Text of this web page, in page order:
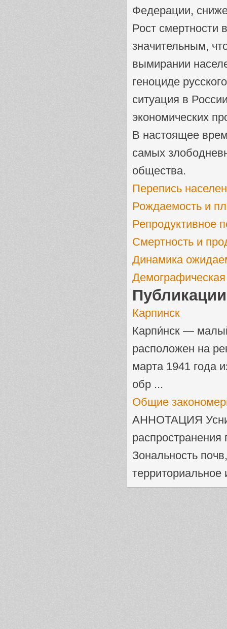
Федерации,
Рост смертности
значительным,
вымирании
геноциде
ситуация в
экономических
В настоящее
самых
общества.
Перепись
Рождаемость и
Репродуктивное
Смертность и
Динамика
Карпинск
Карпи́нск —
расположен на
марта 1941 года
обр ...
Общие
АННОТАЦИЯ
Зональность
территориальное